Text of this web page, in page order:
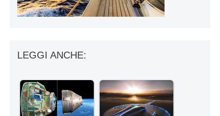
LEGGI ANCHE: